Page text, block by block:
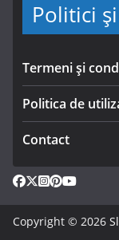
Politici
Termeni și
Politica de
Contact
Copyright © 2026